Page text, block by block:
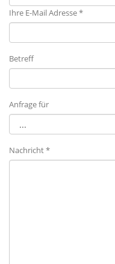
Ihre E-Mail Adresse *
Betreff
Anfrage für
Nachricht *